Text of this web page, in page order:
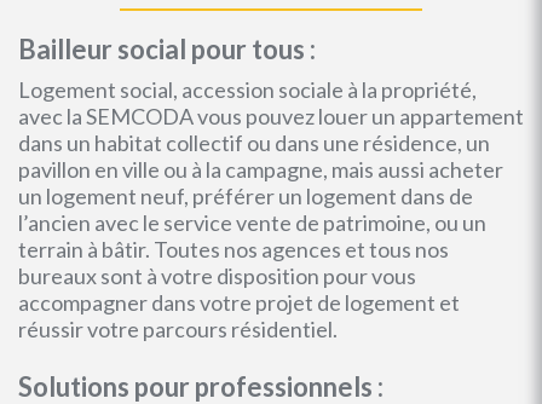
Bailleur social pour tous :
Logement social, accession sociale à la propriété,
avec la SEMCODA vous pouvez louer un appartement
dans un habitat collectif ou dans une résidence, un
pavillon en ville ou à la campagne, mais aussi acheter
un logement neuf, préférer un logement dans de
l’ancien avec le service vente de patrimoine, ou un
terrain à bâtir. Toutes nos agences et tous nos
bureaux sont à votre disposition pour vous
accompagner dans votre projet de logement et
réussir votre parcours résidentiel.
Solutions pour professionnels :